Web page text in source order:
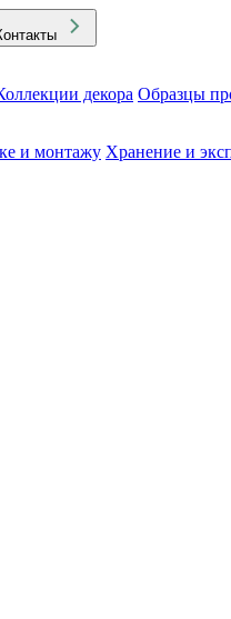
декора Образцы
и монтажу Хранение и